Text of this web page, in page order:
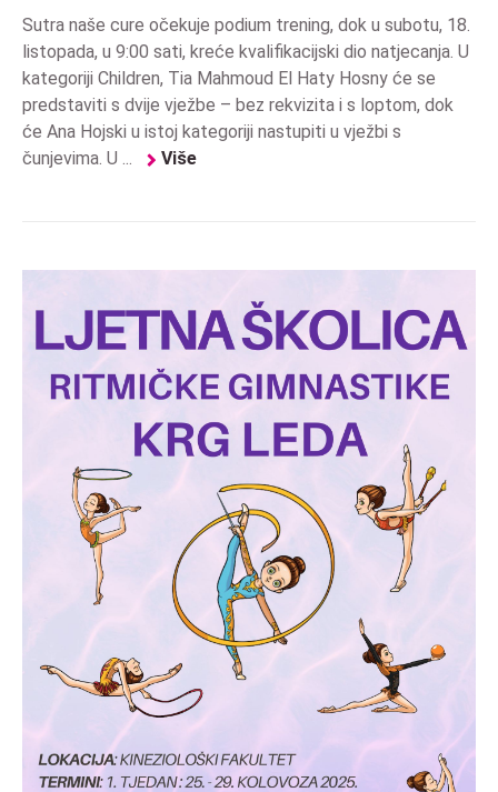
Sutra naše cure očekuje podium trening, dok u subotu, 18.
listopada, u 9:00 sati, kreće kvalifikacijski dio natjecanja. U
kategoriji Children, Tia Mahmoud El Haty Hosny će se
predstaviti s dvije vježbe – bez rekvizita i s loptom, dok
će Ana Hojski u istoj kategoriji nastupiti u vježbi s
čunjevima. U ...
Više